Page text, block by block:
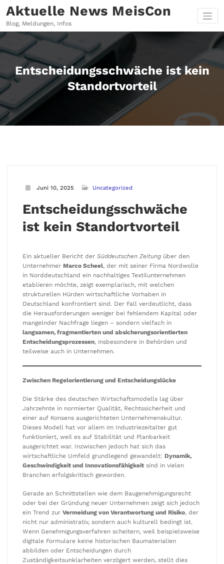
Inhalt
springen
Aktuelle News MeisCon
Blog, Meldungen, Infos
Entscheidungsschwäche ist kein
Standortvorteil
Juni 10, 2025 Uncategorized
Entscheidungsschwäche
ist kein Standortvorteil
Ein aktueller Bericht der Süddeutschen Zeitung über den
Unternehmer Marco Scheel, der mit seiner Firma Nordwolle
in Norddeutschland ein nachhaltiges Textilunternehmen
etablieren möchte, zeigt exemplarisch, mit welchen
strukturellen Hürden wirtschaftliche Vorhaben in
Deutschland konfrontiert sind. Der Fall verdeutlicht, dass
die Herausforderungen weniger bei fehlendem Kapital oder
mangelnder Nachfrage liegen – sondern vielfach in
langsamen, fragmentierten und absicherungsorientierten
Entscheidungsprozessen, insbesondere in Behörden und
teilweise auch in Unternehmen.
Zwischen Regelorientierung und Entscheidungslücke
Die Stärke des deutschen Wirtschaftsmodells lag über
Jahrzehnte in normierter Qualität, Rechtssicherheit und
einer auf Konsens ausgerichteten Unternehmenskultur.
Dieses Modell hat vor allem im Industriezeitalter gut
funktioniert, weil es auf Stabilität und Planbarkeit
ausgerichtet war. Inzwischen jedoch hat sich das
wirtschaftliche Umfeld grundlegend gewandelt: Dynamik,
Geschwindigkeit und Innovationsfähigkeit sind in vielen
Branchen erfolgskritisch geworden.
Gerade an Schnittstellen wie dem Baugenehmigungsrecht
oder bei der Gründung neuer Unternehmen zeigt sich jedoch
ein Trend zur Vermeidung von Verantwortung und Risiko, der
nicht nur administrativ, sondern auch kulturell bedingt ist.
Wenn Genehmigungsverfahren scheitern, weil beispielsweise
digitale Formulare keine historischen Baumaterialien
abbilden oder Entscheidungen durch
Zuständigkeitsunklarheiten verzögert werden, stellt dies